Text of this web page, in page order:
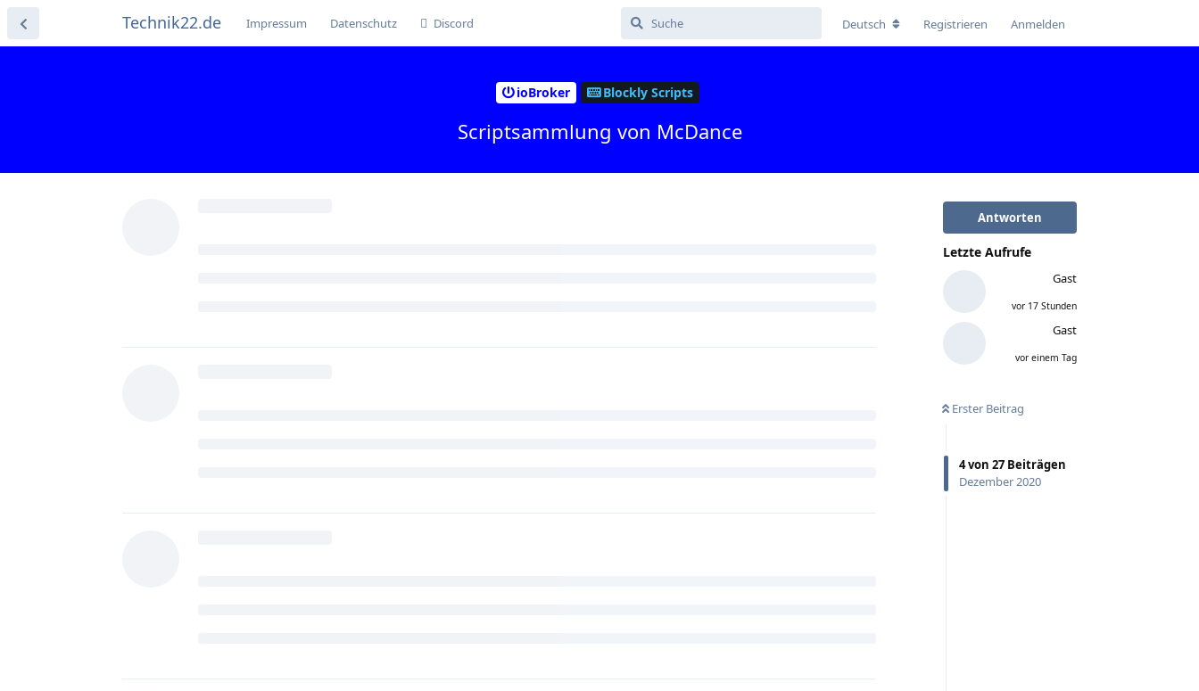
Technik22.de Impressum Datenschutz Discord Deutsch Registrieren Anmelden
ioBroker Blockly Scripts
Scriptsammlung von McDance
Antworten
Letzte Aufrufe
Gast
vor 17 Stunden
Gast
vor einem Tag
Erster Beitrag
4von 27 Beiträgen
Dezember 2020